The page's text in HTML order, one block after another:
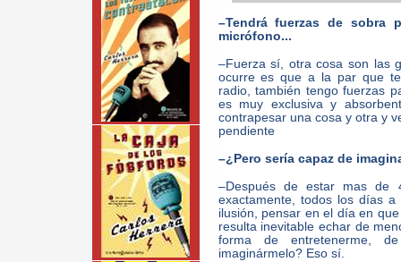
–Tendrá fuerzas de sobra
micrófono...
–Fuerza sí, otra cosa son las
ocurre es que a la par que
radio, también tengo fuerzas
es muy exclusiva y
contrapesar una cosa y otra y
pendiente
–¿Pero sería capaz de
–Después de estar mas
exactamente, todos los días
ilusión, pensar en el día en
resulta inevitable echar de
forma de entretenerme,
imaginármelo? Eso sí.